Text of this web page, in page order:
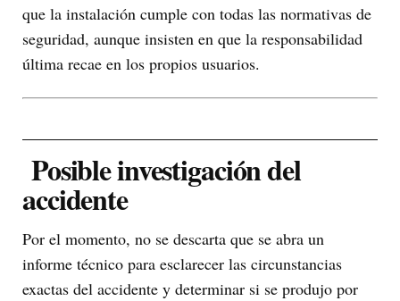
que la instalación cumple con todas las normativas de
seguridad, aunque insisten en que la responsabilidad
última recae en los propios usuarios.
Posible investigación del
accidente
Por el momento, no se descarta que se abra un
informe técnico para esclarecer las circunstancias
exactas del accidente y determinar si se produjo por